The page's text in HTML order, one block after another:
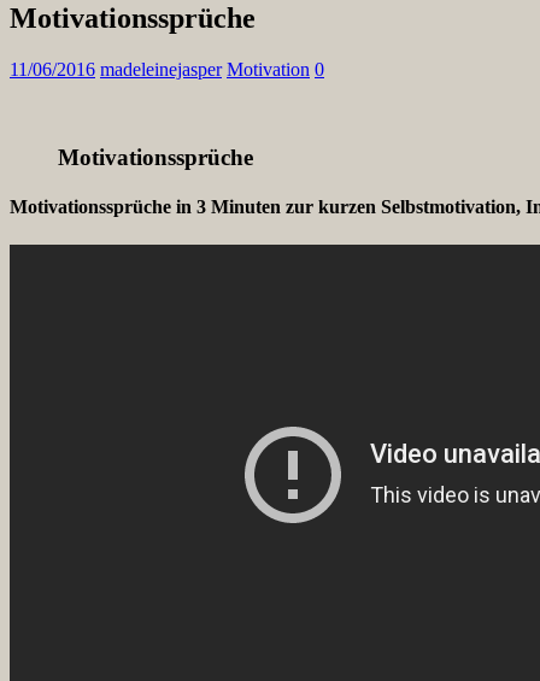
Motivationssprüche
11/06/2016 madeleinejasper Motivation 0
Motivationssprüche
Motivationssprüche in 3 Minuten zur kurzen Selbstmotivation,